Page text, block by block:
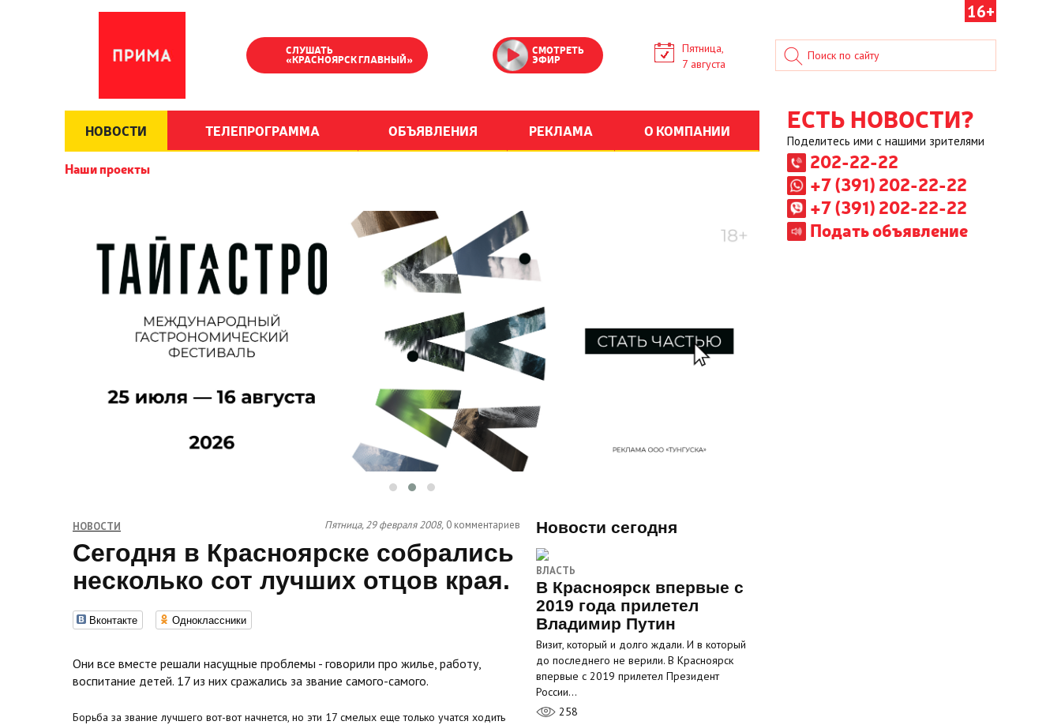
16+
СЛУШАТЬ
«КРАСНОЯРСК ГЛАВНЫЙ»
СМОТРЕТЬ
ЭФИР
Пятница,
7 августа
НОВОСТИ ТЕЛЕПРОГРАММА ОБЪЯВЛЕНИЯ РЕКЛАМА О КОМПАНИИ
Наши проекты
ЕСТЬ НОВОСТИ?
Поделитесь ими с нашими зрителями
202-22-22
+7 (391) 202-22-22
+7 (391) 202-22-22
Подать объявление
НОВОСТИ Пятница, 29 февраля 2008, 0 комментариев
Сегодня в Красноярске собрались
несколько сот лучших отцов края.
Вконтакте Одноклассники
Они все вместе решали насущные проблемы - говорили про жилье, работу,
воспитание детей. 17 из них сражались за звание самого-самого.
Борьба за звание лучшего вот-вот начнется, но эти 17 смелых еще только учатся ходить
Новости сегодня
ВЛАСТЬ
В Красноярск впервые с
2019 года прилетел
Владимир Путин
Визит, который и долго ждали. И в который
до последнего не верили. В Красноярск
впервые с 2019 прилетел Президент
России…
258